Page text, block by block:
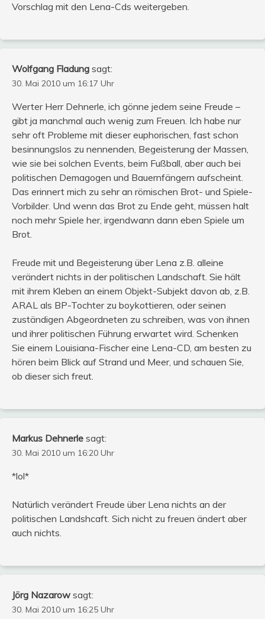
Vorschlag mit den Lena-Cds weitergeben.
Wolfgang Fladung sagt:
30. Mai 2010 um 16:17 Uhr
Werter Herr Dehnerle, ich gönne jedem seine Freude –
gibt ja manchmal auch wenig zum Freuen. Ich habe nur
sehr oft Probleme mit dieser euphorischen, fast schon
besinnungslos zu nennenden, Begeisterung der Massen,
wie sie bei solchen Events, beim Fußball, aber auch bei
politischen Demagogen und Bauernfängern aufscheint.
Das erinnert mich zu sehr an römischen Brot- und Spiele-
Vorbilder. Und wenn das Brot zu Ende geht, müssen halt
noch mehr Spiele her, irgendwann dann eben Spiele um
Brot.
Freude mit und Begeisterung über Lena z.B. alleine
verändert nichts in der politischen Landschaft. Sie hält
mit ihrem Kleben an einem Objekt-Subjekt davon ab, z.B.
ARAL als BP-Tochter zu boykottieren, oder seinen
zuständigen Abgeordneten zu schreiben, was von ihnen
und ihrer politischen Führung erwartet wird. Schenken
Sie einem Louisiana-Fischer eine Lena-CD, am besten zu
hören beim Blick auf Strand und Meer, und schauen Sie,
ob dieser sich freut.
Markus Dehnerle sagt:
30. Mai 2010 um 16:20 Uhr
*lol*
Natürlich verändert Freude über Lena nichts an der
politischen Landshcaft. Sich nicht zu freuen ändert aber
auch nichts.
Jörg Nazarow sagt:
30. Mai 2010 um 16:25 Uhr